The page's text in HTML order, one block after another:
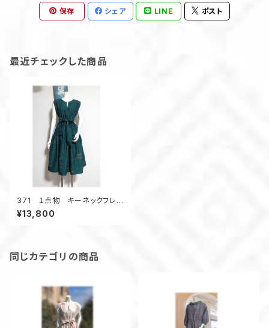
保存 シェア LINE ポスト
最近チェックした商品
371 １点物 キーネックフレン
チスリーブワンピース ジャン
パースカート 紬リメイク
¥13,800
同じカテゴリの商品